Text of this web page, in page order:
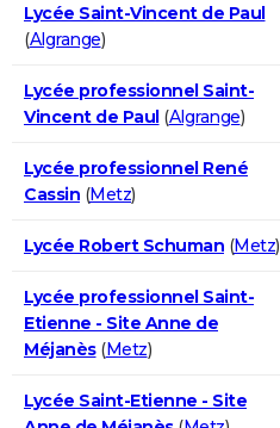
Lycée Saint-Vincent de Paul
(Algrange)
Lycée professionnel Saint-
Vincent de Paul(Algrange)
Lycée professionnel René
Cassin (Metz)
Lycée Robert Schuman (Metz)
Lycée professionnel Saint-
Etienne - Site Anne de
Méjanès(Metz)
Lycée Saint-Etienne - Site